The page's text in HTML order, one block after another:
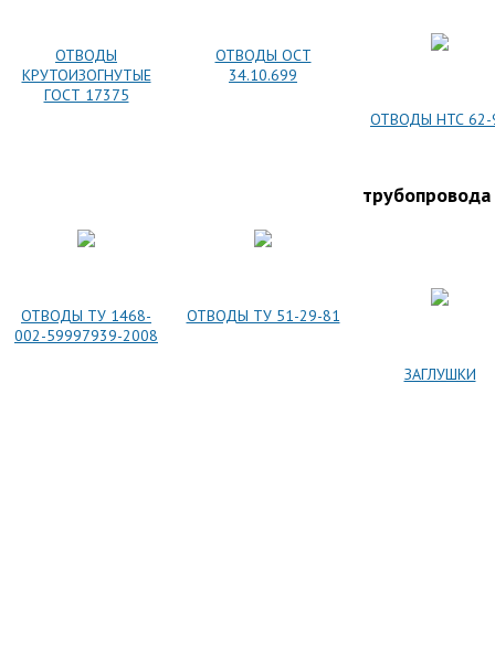
ОТВОДЫ
КРУТОИЗОГНУТЫЕ
ГОСТ 17375
ОТВОДЫ ОСТ
34.10.699
ОТВОДЫ НТС 62-
ОТВОДЫ ТУ 1468-
002-59997939-2008
ОТВОДЫ ТУ 51-29-81
трубопровода
ЗАГЛУШКИ